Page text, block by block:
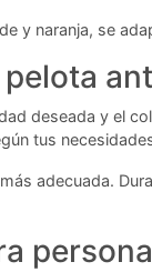
y naranja, se
deseada y el
tus
adecuada.